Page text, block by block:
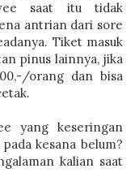
saat itu tidak
antrian dari sore
Tiket masuk
pinus lainnya, jika
orang dan bisa
yang keseringan
kesana belum?
kalian saat